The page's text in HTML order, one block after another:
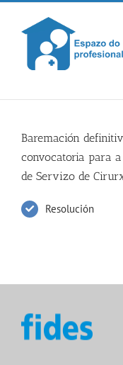
Skip
content
Baremación
convocatoria para
de Servizo de
Resolución